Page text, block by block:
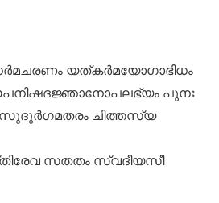
യത്കർമയോഗാഭിധം
പുനഃ
ചിത്തസ്യ
സതതം സ്വദീയസീ